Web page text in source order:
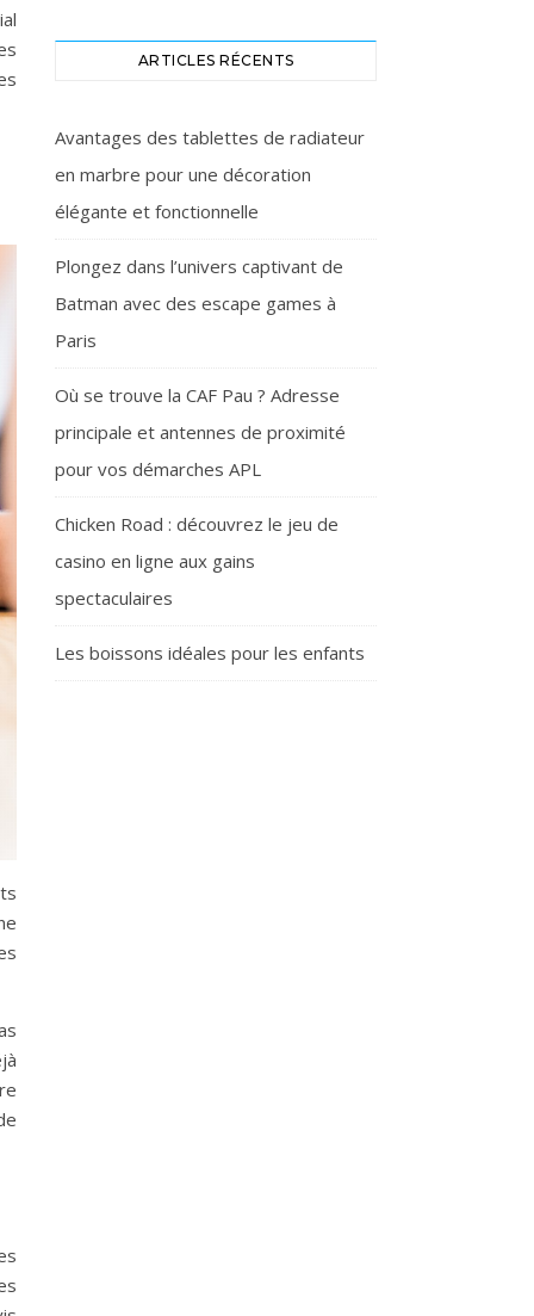
ARTICLES RÉCENTS
Avantages des tablettes de radiateur
en marbre pour une décoration
élégante et fonctionnelle
Plongez dans l’univers captivant de
Batman avec des escape games à
Paris
Où se trouve la CAF Pau ? Adresse
principale et antennes de proximité
pour vos démarches APL
Chicken Road : découvrez le jeu de
casino en ligne aux gains
spectaculaires
Les boissons idéales pour les enfants